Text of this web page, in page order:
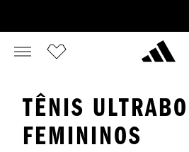
TÊNIS
FEMININOS